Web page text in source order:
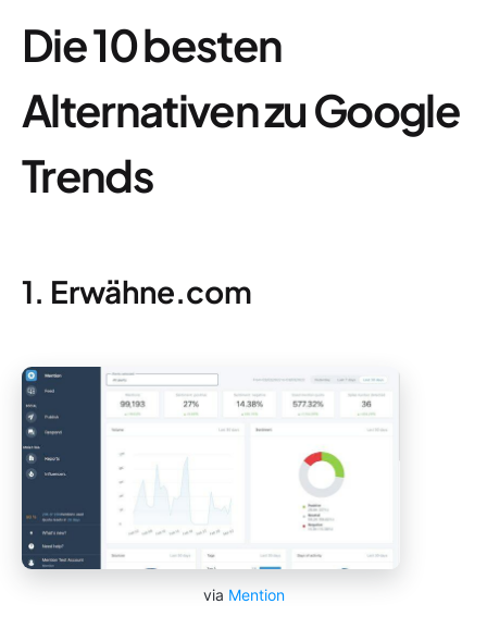
Die 10 besten
Alternativen zu Google
Trends
1. Erwähne.com
via Mention